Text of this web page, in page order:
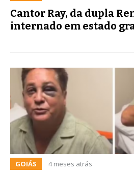
Cantor Ray, da dupla
internado em estado
GOIÁS 4 meses atrás